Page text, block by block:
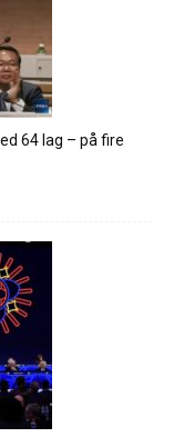
64 lag – på fire